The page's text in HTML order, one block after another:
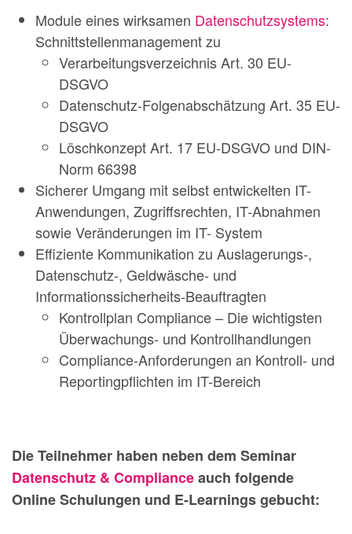
Module eines wirksamen Datenschutzsystems:
Schnittstellenmanagement zu
Verarbeitungsverzeichnis Art. 30 EU-
DSGVO
Datenschutz-Folgenabschätzung Art. 35 EU-
DSGVO
Löschkonzept Art. 17 EU-DSGVO und DIN-
Norm 66398
Sicherer Umgang mit selbst entwickelten IT-
Anwendungen, Zugriffsrechten, IT-Abnahmen
sowie Veränderungen im IT- System
Effiziente Kommunikation zu Auslagerungs-,
Datenschutz-, Geldwäsche- und
Informationssicherheits-Beauftragten
Kontrollplan Compliance – Die wichtigsten
Überwachungs- und Kontrollhandlungen
Compliance-Anforderungen an Kontroll- und
Reportingpflichten im IT-Bereich
Die Teilnehmer haben neben dem Seminar
Datenschutz & Complianceauch folgende
Online Schulungen und E-Learnings gebucht: